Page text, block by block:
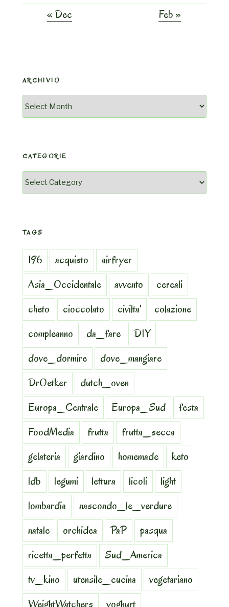
« Dec
Feb »
ARCHIVIO
Archivio
CATEGORIE
Categorie
TAGS
196 acquisto
airfryer
Asia_Occidentale
avvento
cereali
cheto
cioccolato civilta'
colazione
compleanno
da_fare
DIY
dove_dormire
dove_mangiare
DrOetker
dutch_oven
Europa_Centrale
Europa_Sud
festa
FoodMedia
frutta
frutta_secca
gelateria
giardino homemade
keto
ldb
legumi lettura licoli
light
lombardia
nascondo_le_verdure
natale
orchidea PaP
pasqua
ricetta_perfetta
Sud_America
tv_kino
utensile_cucina
vegetariano
WeightWatchers
yoghurt